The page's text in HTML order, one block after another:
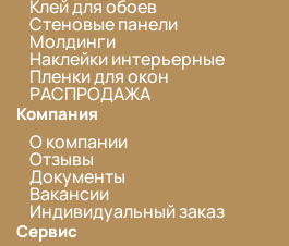
Клей для обоев
Стеновые панели
Молдинги
Наклейки интерьерные
Пленки для окон
РАСПРОДАЖА
Компания
О компании
Отзывы
Документы
Вакансии
Индивидуальный заказ
Сервис